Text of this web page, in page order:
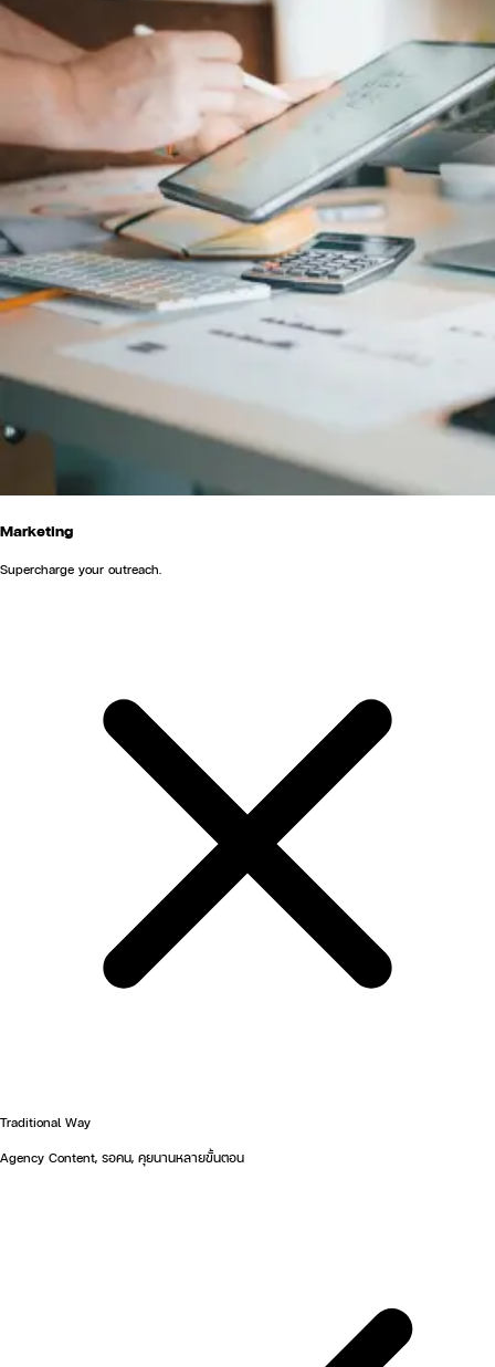
Marketing
Supercharge your outreach.
Traditional Way
Agency Content, รอคน, คุยนานหลายขั้นตอน